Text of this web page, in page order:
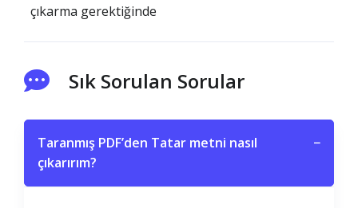
çıkarma gerektiğinde
Sık Sorulan Sorular
Taranmış PDF’den Tatar metni nasıl
çıkarırım?
−